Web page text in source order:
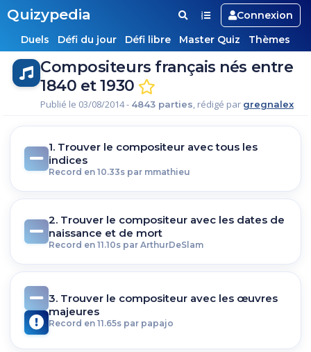
Quizypedia
Connexion
Duels
Défi du jour Défi libre Master Quiz Thèmes
Compositeurs français nés entre
1840 et 1930
Publié le 03/08/2014 - 4843 parties, rédigé par gregnalex
1. Trouver le compositeur avec tous les
indices
Record en 10.33s par mmathieu
2. Trouver le compositeur avec les dates de
naissance et de mort
Record en 11.10s par ArthurDeSlam
3. Trouver le compositeur avec les œuvres
majeures
Record en 11.65s par papajo